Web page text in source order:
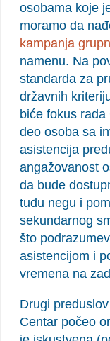
osobama koje
moramo da
kampanja
namenu. Na
standarda za
državnih
biće fokus
deo osoba sa
asistencija
angažovanost
da bude
tuđu negu i
sekundarnog
što
asistencijom i
vremena na
Drugi
Centar počeo